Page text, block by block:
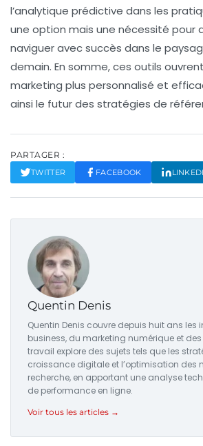
l’analytique prédictive dans les
une option mais une nécessité pour
naviguer avec succès dans le
demain. En somme, ces outils
marketing plus personnalisé et
ainsi le futur des stratégies de
PARTAGER :
TWITTER FACEBOOK
Quentin Denis
Quentin Denis couvre depuis huit ans les
business, du marketing numérique et des
travail explore des sujets tels que les
croissance digitale et l’optimisation des
recherche, en apportant une analyse
de performance en ligne.
Voir tous les articles →